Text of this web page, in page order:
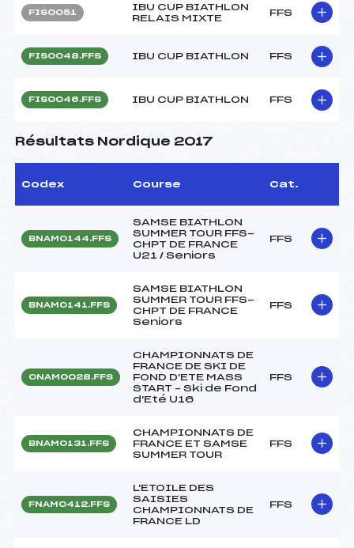
FIS0051
IBU CUP BIATHLON
RELAIS MIXTE
FFS
FIS0048.FFS IBU CUP BIATHLON FFS
FIS0046.FFS IBU CUP BIATHLON FFS
Résultats Nordique 2017
Codex Course Cat.
BNAM0144.FFS
SAMSE BIATHLON
SUMMER TOUR FFS-
CHPT DE FRANCE
U21 / Seniors
FFS
BNAM0141.FFS
SAMSE BIATHLON
SUMMER TOUR FFS-
CHPT DE FRANCE
Seniors
FFS
ONAM0028.FFS
CHAMPIONNATS DE
FRANCE DE SKI DE
FOND D'ETE MASS
START – Ski de Fond
d'Eté U16
FFS
BNAM0131.FFS
CHAMPIONNATS DE
FRANCE ET SAMSE
SUMMER TOUR
FFS
FNAM0412.FFS
L'ETOILE DES
SAISIES
CHAMPIONNATS DE
FRANCE LD
FFS